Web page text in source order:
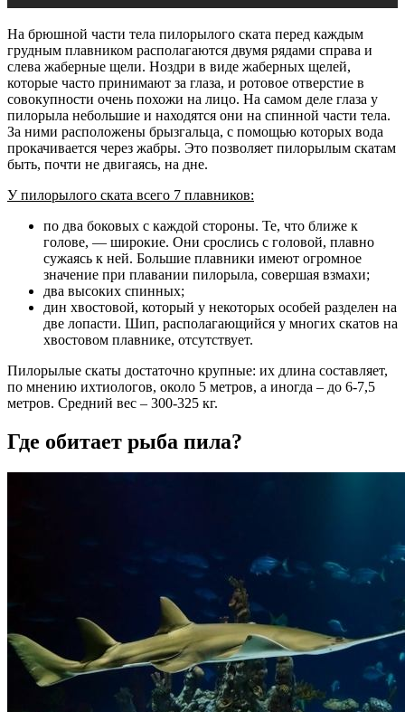
На брюшной части тела пилорылого ската перед каждым
грудным плавником располагаются двумя рядами справа и
слева жаберные щели. Ноздри в виде жаберных щелей,
которые часто принимают за глаза, и ротовое отверстие в
совокупности очень похожи на лицо. На самом деле глаза у
пилорыла небольшие и находятся они на спинной части тела.
За ними расположены брызгальца, с помощью которых вода
прокачивается через жабры. Это позволяет пилорылым скатам
быть, почти не двигаясь, на дне.
У пилорылого ската всего 7 плавников:
по два боковых с каждой стороны. Те, что ближе к
голове, — широкие. Они срослись с головой, плавно
сужаясь к ней. Большие плавники имеют огромное
значение при плавании пилорыла, совершая взмахи;
два высоких спинных;
дин хвостовой, который у некоторых особей разделен на
две лопасти. Шип, располагающийся у многих скатов на
хвостовом плавнике, отсутствует.
Пилорылые скаты достаточно крупные: их длина составляет,
по мнению ихтиологов, около 5 метров, а иногда – до 6-7,5
метров. Средний вес – 300-325 кг.
Где обитает рыба пила?